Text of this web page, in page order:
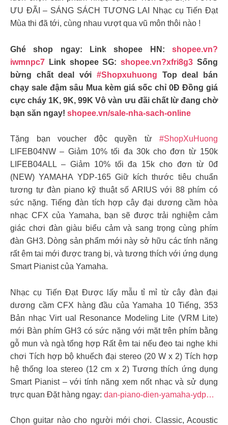
ƯU ĐÃI – SÁNG SÁCH TƯƠNG LAI Nhạc cụ Tiến Đạt
Mùa thi đã tới, cùng nhau vượt qua vũ môn thôi nào !
Ghé shop ngay: Link shopee HN: shopee.vn?
iwmnpc7 Link shopee SG:shopee.vn?xfri8g3 Sống
bừng chất deal với #Shopxuhuong Top deal bán
chạy sale đậm sâu Mua kèm giá sốc chỉ 0Đ Đồng giá
cực cháy 1K, 9K, 99K Vô vàn ưu đãi chất lừ đang chờ
bạn săn ngay! shopee.vn/sale-nha-sach-online
Tặng bạn voucher độc quyền từ #ShopXuHuong
LIFEB04NW – Giảm 10% tối đa 30k cho đơn từ 150k
LIFEB04ALL – Giảm 10% tối đa 15k cho đơn từ 0đ
(NEW) YAMAHA YDP-165 Giữ kích thước tiêu chuẩn
tương tự đàn piano kỹ thuật số ARIUS với 88 phím có
sức nặng. Tiếng đàn tích hợp cây đại dương cầm hòa
nhạc CFX của Yamaha, bạn sẽ được trải nghiệm cảm
giác chơi đàn giàu biểu cảm và sang trọng cùng phím
đàn GH3. Dòng sản phẩm mới này sở hữu các tính năng
rất êm tai mới được trang bị, và tương thích với ứng dụng
Smart Pianist của Yamaha.
Nhạc cụ Tiến Đạt Được lấy mẫu tỉ mỉ từ cây đàn đại
dương cầm CFX hàng đầu của Yamaha 10 Tiếng, 353
Bản nhạc Virt ual Resonance Modeling Lite (VRM Lite)
mới Bàn phím GH3 có sức nặng với mặt trên phím bằng
gỗ mun và ngà tổng hợp Rất êm tai nếu đeo tai nghe khi
chơi Tích hợp bộ khuếch đại stereo (20 W x 2) Tích hợp
hệ thống loa stereo (12 cm x 2) Tương thích ứng dụng
Smart Pianist – với tính năng xem nốt nhạc và sử dụng
trực quan Đặt hàng ngay: dan-piano-dien-yamaha-ydp…
Chọn guitar nào cho người mới chơi. Classic, Acoustic